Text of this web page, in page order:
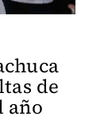
de
año